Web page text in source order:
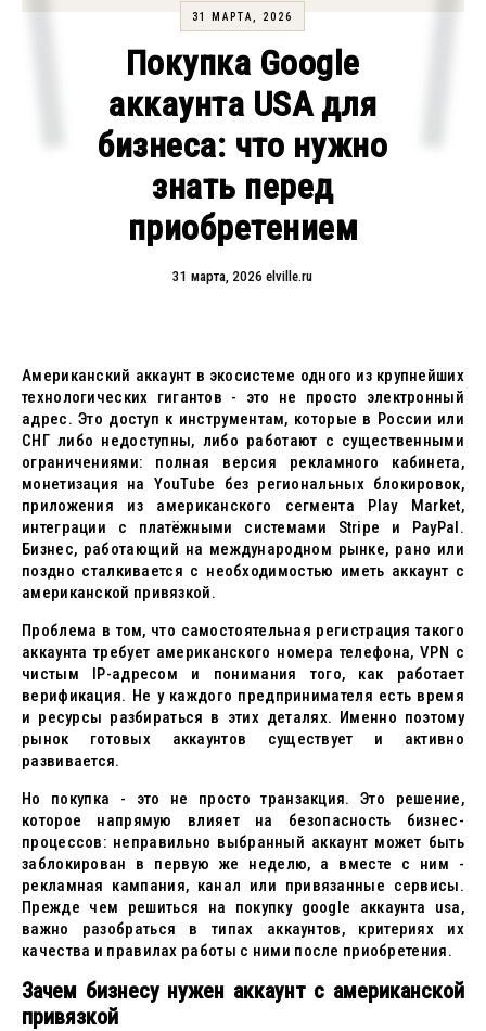
31 МАРТА, 2026
Покупка Google
аккаунта USA для
бизнеса: что нужно
знать перед
приобретением
31 марта, 2026 elville.ru
Американский аккаунт в экосистеме одного из крупнейших
технологических гигантов - это не просто электронный
адрес. Это доступ к инструментам, которые в России или
СНГ либо недоступны, либо работают с существенными
ограничениями: полная версия рекламного кабинета,
монетизация на YouTube без региональных блокировок,
приложения из американского сегмента Play Market,
интеграции с платёжными системами Stripe и PayPal.
Бизнес, работающий на международном рынке, рано или
поздно сталкивается с необходимостью иметь аккаунт с
американской привязкой.
Проблема в том, что самостоятельная регистрация такого
аккаунта требует американского номера телефона, VPN с
чистым IP-адресом и понимания того, как работает
верификация. Не у каждого предпринимателя есть время
и ресурсы разбираться в этих деталях. Именно поэтому
рынок готовых аккаунтов существует и активно
развивается.
Но покупка - это не просто транзакция. Это решение,
которое напрямую влияет на безопасность бизнес-
процессов: неправильно выбранный аккаунт может быть
заблокирован в первую же неделю, а вместе с ним -
рекламная кампания, канал или привязанные сервисы.
Прежде чем решиться на покупку google аккаунта usa,
важно разобраться в типах аккаунтов, критериях их
качества и правилах работы с ними после приобретения.
Зачем бизнесу нужен аккаунт с американской
привязкой